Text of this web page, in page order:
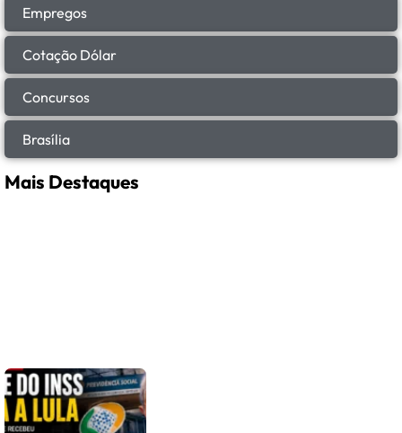
Empregos
Cotação Dólar
Concursos
Brasília
Mais Destaques